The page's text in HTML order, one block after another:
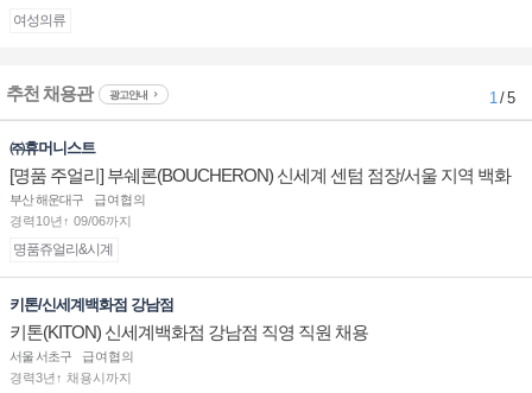
여성의류
추천 채용관 광고안내 1/ 5
㈜휴머니스트
[명품 주얼리] 부쉐론(BOUCHERON) 신세계 센텀 점장/서울 지역 백화
점 판매사원 채용
부산 해운대구
급여협의
경력10년↑ 09/06까지
명품쥬얼리&시계
키톤/신세계백화점 강남점
키톤(KITON) 신세계백화점 강남점 직영 직원 채용
서울 서초구
급여협의
경력3년↑ 채용시까지